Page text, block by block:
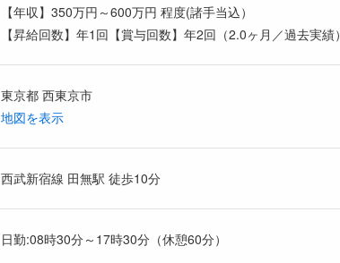
【年収】350万円～600万円 程度(諸手当込）
【昇給回数】年1回【賞与回数】年2回（2.0ヶ月／過去実績）
東京都 西東京市
地図を表示
西武新宿線 田無駅 徒歩10分
日勤:08時30分～17時30分（休憩60分）